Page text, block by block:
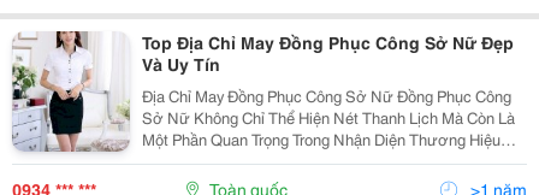
Top Địa Chỉ May Đồng Phục Công Sở Nữ Đẹp
Và Uy Tín
Địa Chỉ May Đồng Phục Công Sở Nữ Đồng Phục Công
Sở Nữ Không Chỉ Thể Hiện Nét Thanh Lịch Mà Còn Là
Một Phần Quan Trọng Trong Nhận Diện Thương Hiệu
Doanh Nghiệp. Tuy Nhiên, Để Tìm Được Địa Chỉ May
Đồng Phục Công Sở Nữ Chuyên Nghiệp, Đảm Bảo Chất
0934 *** *** Toàn quốc >1 năm